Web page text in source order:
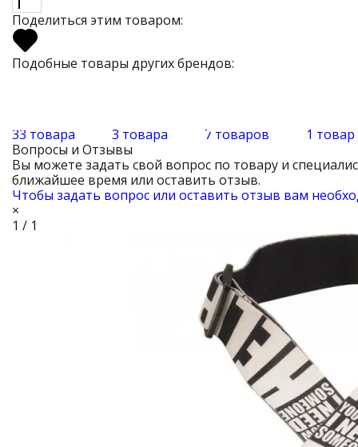
Поделиться этим товаром:
Подобные товары других брендов:
33 товара 3 товара 7 товаров
1 товар
Вопросы и Отзывы
Вы можете задать свой вопрос по товару и
ближайшее время или оставить отзыв.
Чтобы задать вопрос или оставить отзыв вам
×
1 / 1